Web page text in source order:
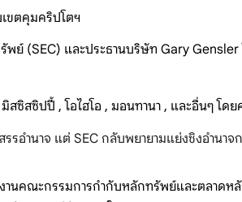
ขตคุมคริปโตฯ
(SEC) และประธานบริษัท Gary Gensler
สซิสซิปปี้ , โอไฮโอ , มอนทานา , และอื่นๆ โด
ำนาจ แต่ SEC กลับพยายามแย่งชิงอำนาจ
านคณะกรรมการกำกับหลักทรัพย์และตลา